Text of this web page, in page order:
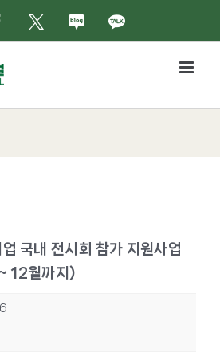
그램
이스북
X 네이버블로그
카카오톡
국내 전시회 참가 지원사업
12월까지)